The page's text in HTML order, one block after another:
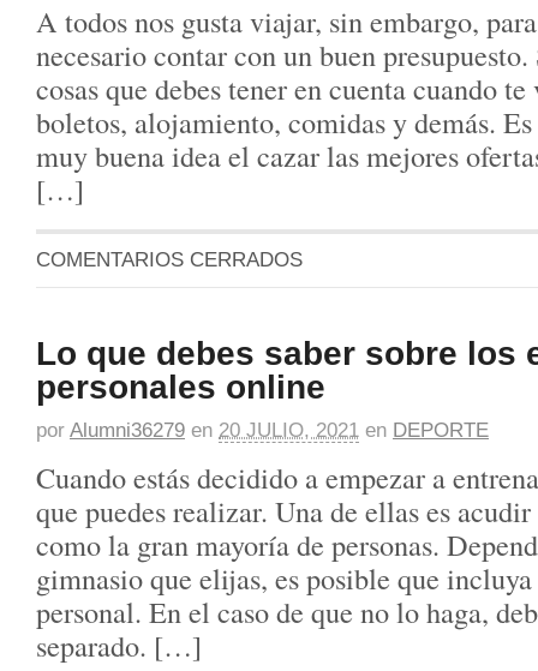
A todos nos gusta viajar, sin embargo,
necesario contar con un buen
cosas que debes tener en cuenta cuando
boletos, alojamiento, comidas y demás.
muy buena idea el cazar las mejores
[…]
COMENTARIOS CERRADOS
Lo que debes saber sobre los
personales online
por Alumni36279 en 20 JULIO, 2021 en DEPORTE
Cuando estás decidido a empezar a
que puedes realizar. Una de ellas es
como la gran mayoría de personas.
gimnasio que elijas, es posible que
personal. En el caso de que no lo haga,
separado. […]